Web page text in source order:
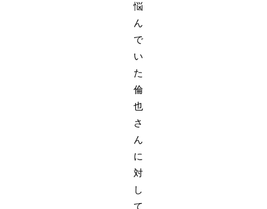
悩
ん
で
い
た
倫
也
さ
ん
に
対
し
て